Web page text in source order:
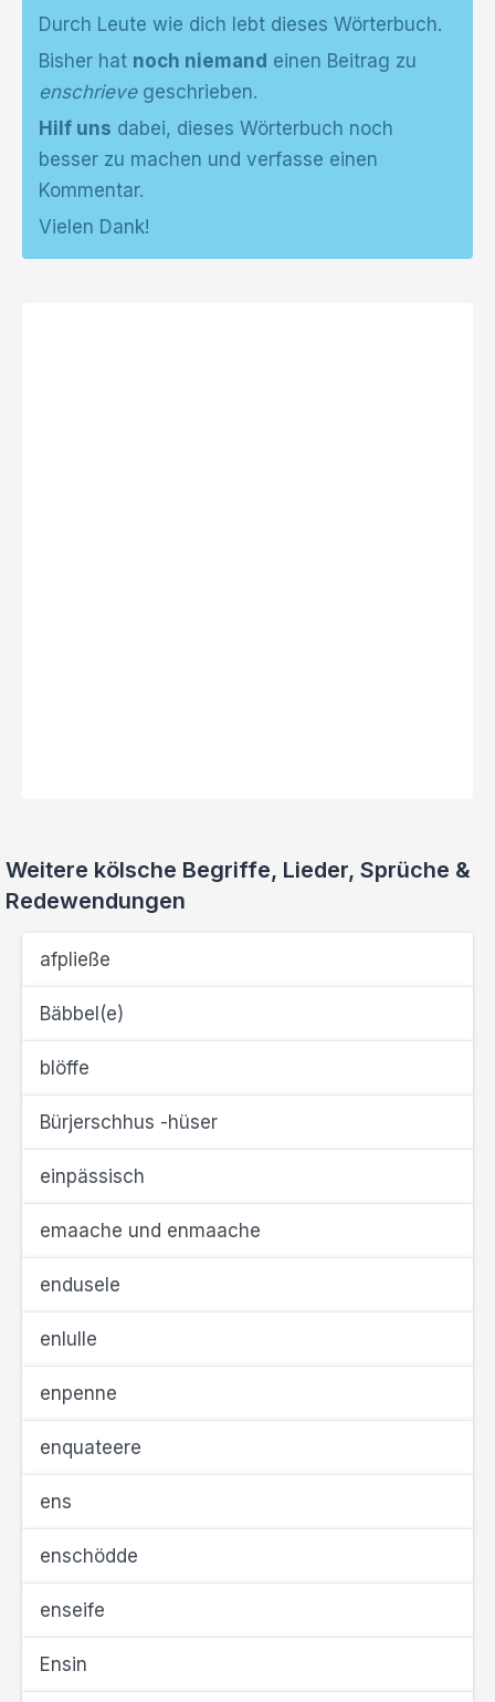
Durch Leute wie dich lebt dieses Wörterbuch.
Bisher hat noch niemand einen Beitrag zu
enschrievegeschrieben.
Hilf uns dabei, dieses Wörterbuch noch
besser zu machen und verfasse einen
Kommentar.
Vielen Dank!
Weitere kölsche Begriffe, Lieder, Sprüche &
Redewendungen
afpließe
Bäbbel(e)
blöffe
Bürjerschhus -hüser
einpässisch
emaache und enmaache
endusele
enlulle
enpenne
enquateere
ens
enschödde
enseife
Ensin